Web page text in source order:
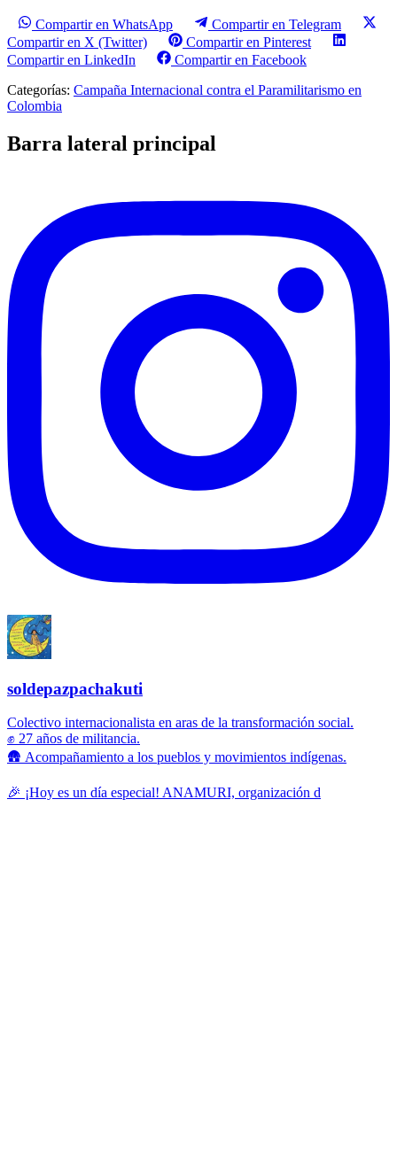
Compartir en WhatsApp
Compartir en Telegram
Compartir en X (Twitter)
Compartir en Pinterest
Compartir en LinkedIn
Compartir en Facebook
Categorías: Campaña Internacional contra el Paramilitarismo en
Colombia
Barra lateral principal
soldepazpachakuti
Colectivo internacionalista en aras de la transformación social.
✊ 27 años de militancia.
🛖 Acompañamiento a los pueblos y movimientos indígenas.
🎉 ¡Hoy es un día especial! ANAMURI, organización d